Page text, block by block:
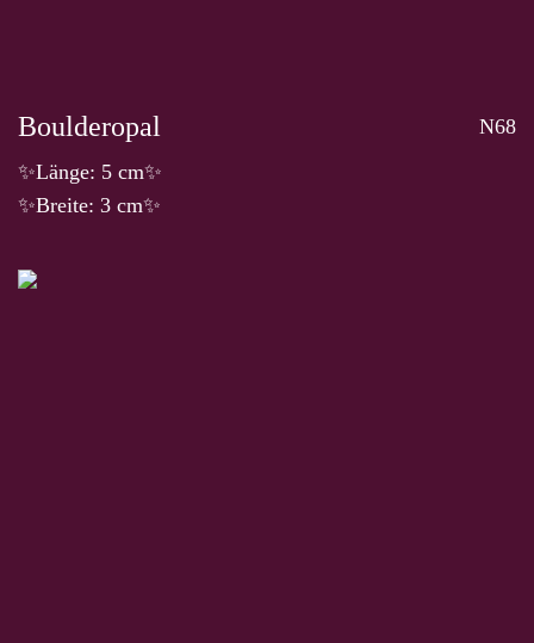
Boulderopal
N68
✨Länge: 5 cm✨
✨Breite: 3 cm✨